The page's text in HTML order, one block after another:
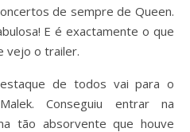
de sempre de Queen.
E é exactamente o que
vejo o trailer.
de todos vai para o
Conseguiu entrar na
tão absorvente que houve